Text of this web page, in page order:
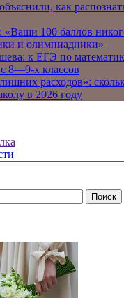
как
100 баллов
и олимпиадники»
к ЕГЭ по
с 8—9-х классов
расходов»:
в 2026 году